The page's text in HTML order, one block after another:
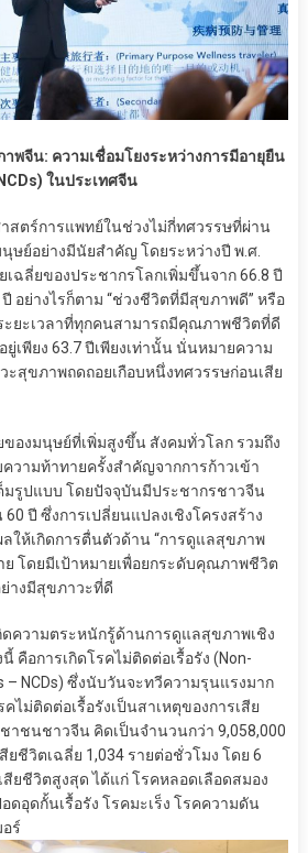
พจีน: ความเชื่อมโยงระหว่างการมีอายุยืน
ในประเทศจีน
สตร์การแพทย์ในช่วงไม่กี่ทศวรรษที่ผ่าน
ษย์อย่างมีนัยสำคัญ โดยระหว่างปี พ.ศ.
เฉลี่ยของประชากรโลกเพิ่มขึ้นจาก 66.8 ปี
ปี อย่างไรก็ตาม “ช่วงชีวิตที่มีสุขภาพดี” หรือ
ะยะเวลาที่ทุกคนสามารถมีคุณภาพชีวิตที่ดี
ยู่เพียง 63.7 ปีเพียงเท่านั้น นั่นหมายความ
สุขภาพถดถอยเกือบหนึ่งทศวรรษก่อนเสีย
องมนุษย์ที่เพิ่มสูงขึ้น สังคมทั่วโลก รวมถึง
วามท้าทายครั้งสำคัญจากการก้าวเข้า
มรูปแบบ โดยปัจจุบันมีประชากรชาวจีน
ปี ซึ่งการเปลี่ยนแปลงเชิงโครงสร้าง
ให้เกิดการตื่นตัวด้าน “การดูแลสุขภาพ
ย โดยมีเป้าหมายเพื่อยกระดับคุณภาพชีวิต
างมีสุขภาวะที่ดี
ความตระหนักรู้ด้านการดูแลสุขภาพเชิง
คือการเกิดโรคไม่ติดต่อเรื้อรัง (Non-
– NCDs) ซึ่งนับวันจะทวีความรุนแรงมาก
ไม่ติดต่อเรื้อรังเป็นสาเหตุของการเสีย
าชนชาวจีน คิดเป็นจำนวนกว่า 9,058,000
ยชีวิตเฉลี่ย 1,034 รายต่อชั่วโมง โดย 6
ยชีวิตสูงสุด ได้แก่ โรคหลอดเลือดสมอง
ดอุดกั้นเรื้อรัง โรคมะเร็ง โรคความดัน
ร์